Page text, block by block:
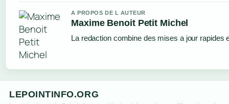
A PROPOS DE L AUTEUR
Maxime Benoit Petit Michel
La redaction combine des mises a jour rapides
LEPOINTINFO.ORG